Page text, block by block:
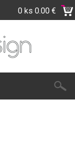
0 ks 0.00 €